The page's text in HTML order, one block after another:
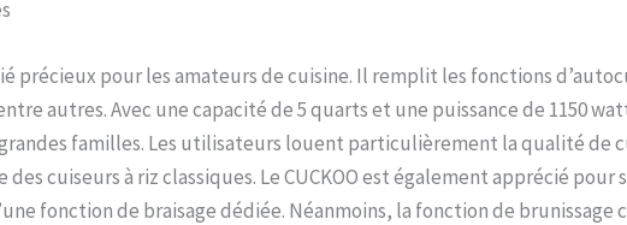
précieux pour les amateurs de cuisine. Il remplit les fonctions
autres. Avec une capacité de 5 quarts et une puissance de 1150
familles. Les utilisateurs louent particulièrement la qualité de
cuiseurs à riz classiques. Le CUCKOO est également apprécié
fonction de braisage dédiée. Néanmoins, la fonction de